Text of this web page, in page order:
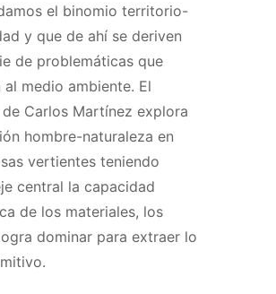
el binomio territorio-
y que de ahí se deriven
de problemáticas que
al medio ambiente. El
Carlos Martínez explora
hombre-naturaleza en
vertientes teniendo
central la capacidad
de los materiales, los
dominar para extraer lo